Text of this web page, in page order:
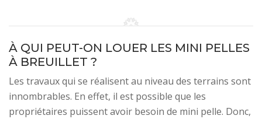
À QUI PEUT-ON LOUER LES MINI PELLES
À BREUILLET ?
Les travaux qui se réalisent au niveau des terrains sont
innombrables. En effet, il est possible que les
propriétaires puissent avoir besoin de mini pelle. Donc,